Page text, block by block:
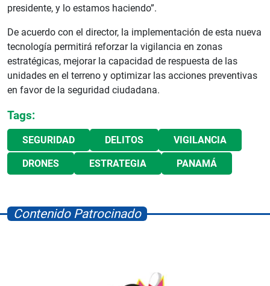
presidente, y lo estamos haciendo”.
De acuerdo con el director, la implementación de esta nueva
tecnología permitirá reforzar la vigilancia en zonas
estratégicas, mejorar la capacidad de respuesta de las
unidades en el terreno y optimizar las acciones preventivas
en favor de la seguridad ciudadana.
Tags:
SEGURIDAD DELITOS VIGILANCIA
DRONES ESTRATEGIA PANAMÁ
Contenido Patrocinado